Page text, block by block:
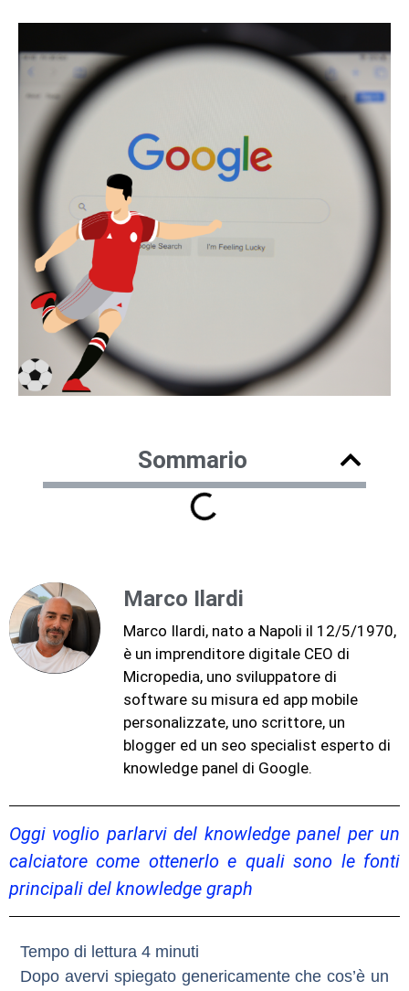
Sommario
Marco Ilardi
Marco Ilardi, nato a Napoli il 12/5/1970,
è un imprenditore digitale CEO di
Micropedia, uno sviluppatore di
software su misura ed app mobile
personalizzate, uno scrittore, un
blogger ed un seo specialist esperto di
knowledge panel di Google.
Oggi voglio parlarvi del knowledge panel per un
calciatore come ottenerlo e quali sono le fonti
principali del knowledge graph
Dopo avervi spiegato genericamente che cos’è un